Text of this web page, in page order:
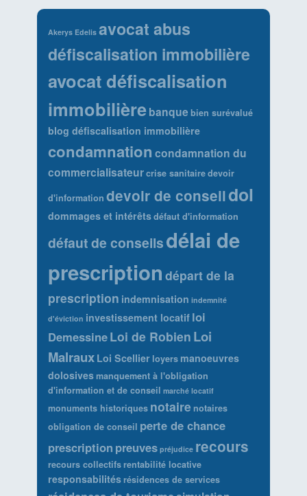
Akerys Edelis avocat abus
défiscalisation immobilière
avocat défiscalisation
immobilièrebanque bien surévalué
blog défiscalisation immobilière
condamnation condamnation du
commercialisateurcrise sanitairedevoir
d'information devoir de conseildol
dommages et intérêtsdéfaut d'information
défaut de conseilsdélai de
prescription départ de la
prescription indemnisation indemnité
d'éviction investissement locatif loi
DemessineLoi de Robien Loi
Malraux Loi Scellier loyers manoeuvres
dolosivesmanquement à l'obligation
d'information et de conseil marché locatif
monuments historiques notaire notaires
obligation de conseil perte de chance
prescription preuves préjudice recours
recours collectifsrentabilité locative
responsabilitésrésidences de services